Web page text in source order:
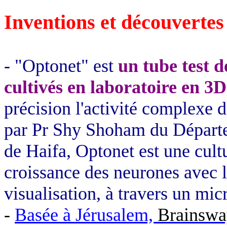
Inventions et découvertes
- "Optonet" est un tube test
cultivés en laboratoire en
précision l'activité complexe
par Pr Shy Shoham du
de Haifa, Optonet est une
croissance des neurones
visualisation, à travers un
- Basée à Jérusalem,